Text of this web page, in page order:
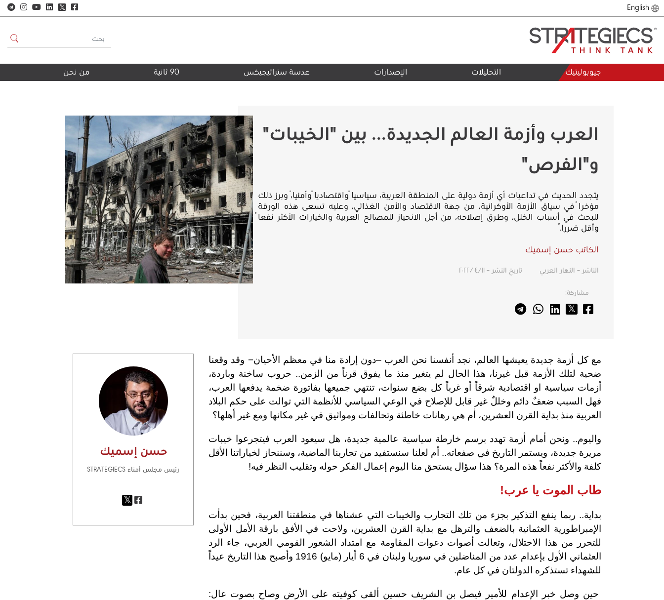
English
𝕏
جيوبوليتيك التحليلات الإصدارات عدسة ستراتيجيكس 90 ثانية من نحن
العرب وأزمة العالم الجديدة... بين "الخيبات"
و"الفرص"
يتجدد الحديث في تداعيات أي أزمة دولية على المنطقة العربية، سياسياً واقتصادياً وأمنياً، وبرز ذلك
مؤخراً في سياق الأزمة الأوكرانية، من جهة الاقتصاد والأمن الغذائي، وعليه تسعى هذه الورقة
للبحث في أسباب الخلل، وطرق إصلاحه، من أجل الانحياز للمصالح العربية والخيارات الأكثر نفعاً
وأقل ضرراً.
الكاتب حسن إسميك
الناشر – النهار العربي تاريخ النشر – ١١‏/٠٤‏/٢٠٢٢
مشاركة:
مع كل أزمة جديدة يعيشها العالم، نجد أنفسنا نحن العرب –دون إرادة منا في معظم الأحيان− وقد وقعنا
ضحية لتلك الأزمة قبل غيرنا، هذا الحال لم يتغير منذ ما يفوق قرناً من الزمن.. حروب ساخنة وباردة،
أزمات سياسية او اقتصادية شرقاً أو غرباً كل بضع سنوات، تنتهي جميعها بفاتورة ضخمة يدفعها العرب،
فهل السبب ضعفٌ دائم وخللٌ غير قابل للإصلاح في الوعي السياسي للأنظمة التي توالت على حكم البلاد
العربية منذ بداية القرن العشرين، أم هي رهانات خاطئة وتحالفات ومواثيق في غير مكانها ومع غير أهلها؟
واليوم.. ونحن أمام أزمة تهدد برسم خارطة سياسية عالمية جديدة، هل سيعود العرب فيتجرعوا خيبات
مريرة جديدة، ويستمر التاريخ في صفعاته.. أم لعلنا سنستفيد من تجاربنا الماضية، وسننحاز لخياراتنا الأقل
كلفة والأكثر نفعاً هذه المرة؟ هذا سؤال يستحق منا اليوم إعمال الفكر حوله وتقليب النظر فيه!
طاب الموت يا عرب!
بداية.. ربما ينفع التذكير بجزء من تلك التجارب والخيبات التي عشناها في منطقتنا العربية، فحين بدأت
الإمبراطورية العثمانية بالضعف والترهل مع بداية القرن العشرين، ولاحت في الأفق بارقة الأمل الأولى
للتحرر من هذا الاحتلال، وتعالت أصوات دعوات المقاومة مع امتداد الشعور القومي العربي، جاء الرد
العثماني الأول بإعدام عدد من المناضلين في سوريا ولبنان في 6 أيار (مايو) 1916 وأصبح هذا التاريخ عيداً
للشهداء تستذكره الدولتان في كل عام.
حين وصل خبر الإعدام للأمير فيصل بن الشريف حسين ألقى كوفيته على الأرض وصاح بصوت عال:
حسن إسميك
رئيس مجلس أمناء STRATEGIECS